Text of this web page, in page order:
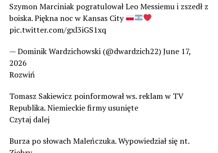
Szymon Marciniak pogratulował Leo Messiemu i zszedł z
boiska. Piękna noc w Kansas City
pic.twitter.com/gxl3iGS1xq
— Dominik Wardzichowski (@dwardzich22) June 17,
2026
Rozwiń
Tomasz Sakiewicz poinformował ws. reklam w TV
Republika. Niemieckie firmy usunięte
Czytaj dalej
Burza po słowach Maleńczuka. Wypowiedział się nt.